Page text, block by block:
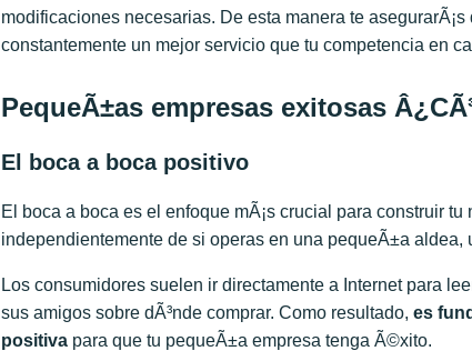
modificaciones necesarias. De esta manera te
constantemente un mejor servicio que tu competencia en
PequeÃ±as empresas exitosas
El boca a boca positivo
El boca a boca es el enfoque mÃ¡s crucial para construir
independientemente de si operas en una pequeÃ±a
Los consumidores suelen ir directamente a Internet para
sus amigos sobre dÃ³nde comprar. Como resultado, es
positiva para que tu pequeÃ±a empresa tenga Ã©xito.